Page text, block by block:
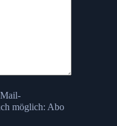
möglich: Abo